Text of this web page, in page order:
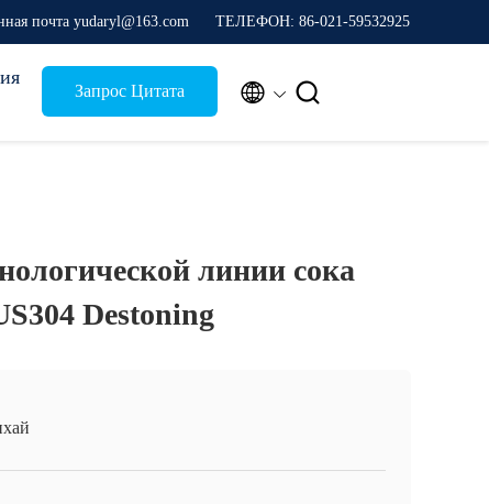
почта yudaryl@163.com ТЕЛЕФОН: 86-021-59532925
Запрос Цитата  
линии сока
Destoning